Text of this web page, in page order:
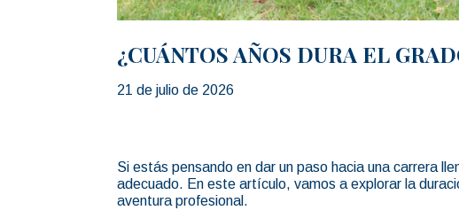
¿CUÁNTOS AÑOS DURA EL
21 de julio de 2026
Si estás pensando en dar un paso hacia una carrera
adecuado. En este artículo, vamos a explorar la
aventura profesional.